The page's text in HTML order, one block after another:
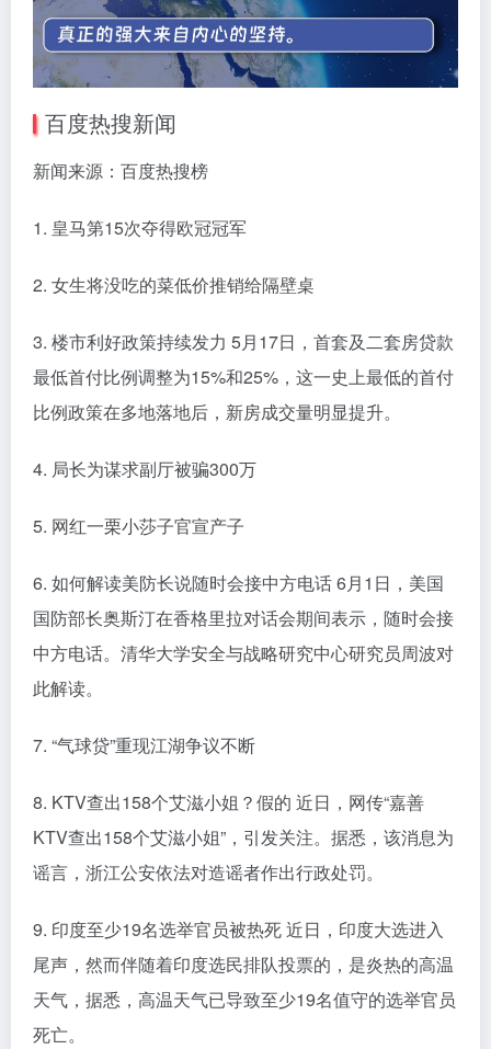
百度热搜新闻
新闻来源：百度热搜榜
1. 皇马第15次夺得欧冠冠军
2. 女生将没吃的菜低价推销给隔壁桌
3. 楼市利好政策持续发力 5月17日，首套及二套房贷款
最低首付比例调整为15%和25%，这一史上最低的首付
比例政策在多地落地后，新房成交量明显提升。
4. 局长为谋求副厅被骗300万
5. 网红一栗小莎子官宣产子
6. 如何解读美防长说随时会接中方电话 6月1日，美国
国防部长奥斯汀在香格里拉对话会期间表示，随时会接
中方电话。清华大学安全与战略研究中心研究员周波对
此解读。
7. “气球贷”重现江湖争议不断
8. KTV查出158个艾滋小姐？假的 近日，网传“嘉善
KTV查出158个艾滋小姐”，引发关注。据悉，该消息为
谣言，浙江公安依法对造谣者作出行政处罚。
9. 印度至少19名选举官员被热死 近日，印度大选进入
尾声，然而伴随着印度选民排队投票的，是炎热的高温
天气，据悉，高温天气已导致至少19名值守的选举官员
死亡。